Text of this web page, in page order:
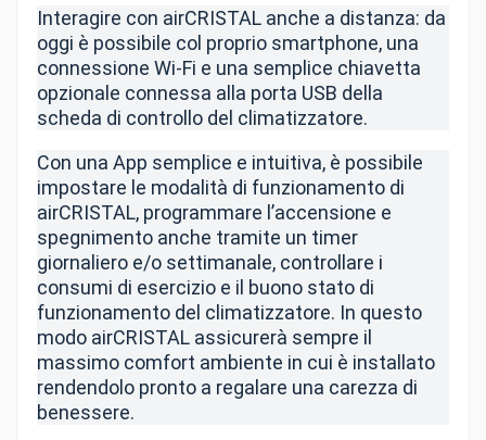
Interagire con airCRISTAL anche a distanza: da
oggi è possibile col proprio smartphone, una
connessione Wi-Fi e una semplice chiavetta
opzionale connessa alla porta USB della
scheda di controllo del climatizzatore.
Con una App semplice e intuitiva, è possibile
impostare le modalità di funzionamento di
airCRISTAL, programmare l’accensione e
spegnimento anche tramite un timer
giornaliero e/o settimanale, controllare i
consumi di esercizio e il buono stato di
funzionamento del climatizzatore. In questo
modo airCRISTAL assicurerà sempre il
massimo comfort ambiente in cui è installato
rendendolo pronto a regalare una carezza di
benessere.